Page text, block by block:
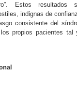
Estos resultados
indignas de
consistente del
propios pacientes